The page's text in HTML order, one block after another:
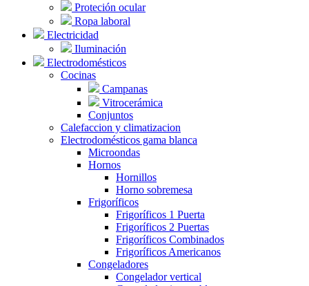
Proteción ocular
Ropa laboral
Electricidad
Iluminación
Electrodomésticos
Cocinas
Campanas
Vitrocerámica
Conjuntos
Calefaccion y climatizacion
Electrodomésticos gama blanca
Microondas
Hornos
Hornillos
Horno sobremesa
Frigoríficos
Frigoríficos 1 Puerta
Frigoríficos 2 Puertas
Frigoríficos Combinados
Frigoríficos Americanos
Congeladores
Congelador vertical